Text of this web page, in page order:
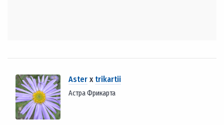
Aster x trikartii
Астра Фрикарта